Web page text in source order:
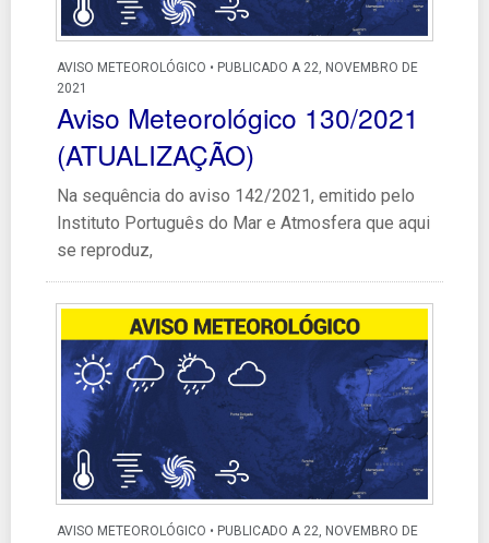
AVISO METEOROLÓGICO • PUBLICADO A 22, NOVEMBRO DE
2021
Aviso Meteorológico 130/2021
(ATUALIZAÇÃO)
Na sequência do aviso 142/2021, emitido pelo
Instituto Português do Mar e Atmosfera que aqui
se reproduz,
AVISO METEOROLÓGICO • PUBLICADO A 22, NOVEMBRO DE